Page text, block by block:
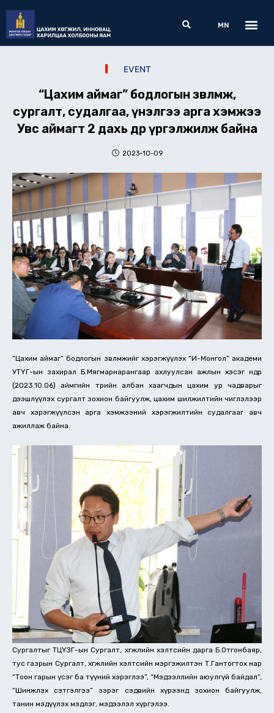
content
Search
MN
EVENT
“Цахим аймаг” бодлогын зөвлөмж,
сургалт, судалгаа, үнэлгээ арга хэмжээ
Увс аймагт 2 дахь өдрөө үргэлжилж байна
2023-10-09
“Цахим аймаг” бодлогын зөвлөмжийг хэрэгжүүлэх “И-Монгол” академи
УТҮГ-ын захирал Б.Мягмарнарангаар ахлуулсан ажлын хэсэг өнөөдөр
(2023.10.06) аймгийн төрийн албан хаагчдын цахим ур чадварыг
дээшлүүлэх сургалт зохион байгуулж, цахим шилжилтийн чиглэлээр
авч хэрэгжүүлсэн арга хэмжээний хэрэгжилтийн судалгааг авч
ажиллаж байна.
Сургалтыг ТЦҮЗГ-ын Сургалт, хөгжлийн хэлтсийн дарга Б.Отгонбаяр,
тус газрын Сургалт, хөгжлийн хэлтсийн мэргэжилтэн Т.Гантогтох нар
“Тоон гарын үсэг ба түүний хэрэглээ”, “Мэдээллийн аюулгүй байдал”,
“Шинжлэх сэтгэлгээ” зэрэг сэдвийн хүрээнд зохион байгуулж,
танин мэдүүлэх мэдлэг, мэдээлэл хүргэлээ.